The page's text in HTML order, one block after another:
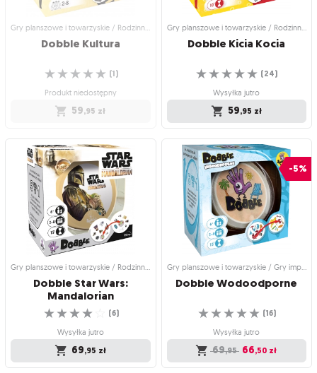
69,95 zł
Gry planszowe i towarzyskie / Rodzinne gry planszowe
Dobble Kultura
☆
☆
☆
☆
☆ (1)
Produkt niedostępny
59,95 zł
Gry planszowe i towarzyskie /
Rodzinne gry planszowe
Dobble Kultura
Edycja specjalna z okazji 70-lecia
salonów Empik
☆
☆
☆
☆
☆ (1)
Produkt niedostępny
Gry planszowe i towarzyskie / Rodzinne gry planszowe
Dobble Kicia Kocia
☆
☆
☆
☆
☆ (24)
Wysyłka jutro
59,95 zł
Gry planszowe i towarzyskie /
Rodzinne gry planszowe
Dobble Kicia Kocia
Rezolutna kotka teraz również na
kartach Dobble!
☆
☆
☆
☆
☆ (24)
Wysyłka jutro
Gry planszowe i towarzyskie / Rodzinne gry planszowe
Dobble Star Wars:
Mandalorian
☆
☆
☆
☆ (6)
Wysyłka jutro
69,95 zł
-5%
Gry planszowe i towarzyskie / Gry imprezowe i towarzyskie
DobbleWodoodporne
☆
☆
☆
☆
☆ (16)
Wysyłka jutro
69,95 66,50 zł